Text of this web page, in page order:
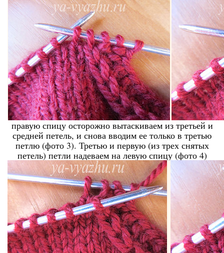
правую спицу осторожно вытаскиваем из третьей и
средней петель, и снова вводим ее только в третью
петлю (фото 3). Третью и первую (из трех снятых
петель) петли надеваем на левую спицу (фото 4)